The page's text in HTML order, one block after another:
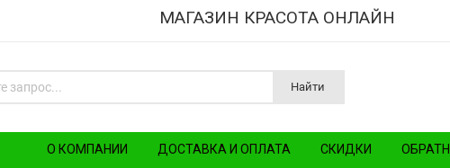
МАГАЗИН КРАСОТА ОНЛАЙН
Найти
О КОМПАНИИ ДОСТАВКА И ОПЛАТА СКИДКИ